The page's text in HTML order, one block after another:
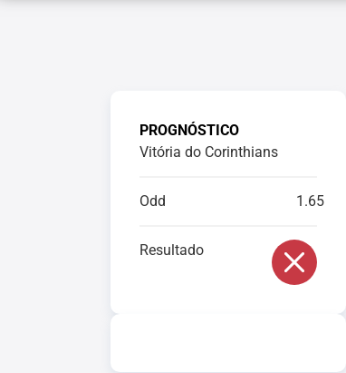
PROGNÓSTICO
Vitória do Corinthians
Odd 1.65
Resultado